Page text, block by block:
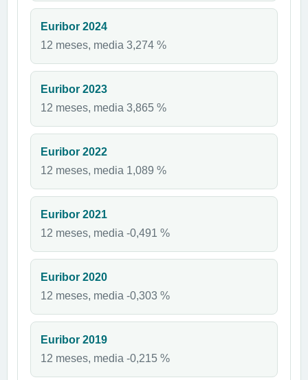
Euribor 2024
12 meses, media 3,274 %
Euribor 2023
12 meses, media 3,865 %
Euribor 2022
12 meses, media 1,089 %
Euribor 2021
12 meses, media -0,491 %
Euribor 2020
12 meses, media -0,303 %
Euribor 2019
12 meses, media -0,215 %